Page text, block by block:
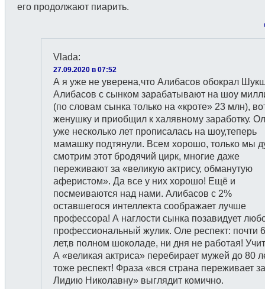
его продолжают пиарить.
Vlada:
27.09.2020 в 07:52
А я уже не уверена,что Алибасов обокрал
Алибасов с сынком зарабатывают на шоу
(по словам сынка только на «кроте» 23 млн),
женушку и приобщил к халявному заработку.
уже несколько лет прописалась на шоу,теперь
мамашку подтянули. Всем хорошо, только мы
смотрим этот бродячий цирк, многие даже
переживают за «великую актрису, обманутую
аферистом». Да все у них хорошо! Ещё и
посмеиваются над нами. Алибасов с 2%
оставшегося интеллекта соображает лучше
профессора! А наглости сынка позавидует
профессиональный жулик. Оле респект: почти
лет,в полном шоколаде, ни дня не работая!
А «великая актриса» перебирает мужей до 80
тоже респект! Фраза «вся страна переживает за
Лидию Николавну» выглядит комично.